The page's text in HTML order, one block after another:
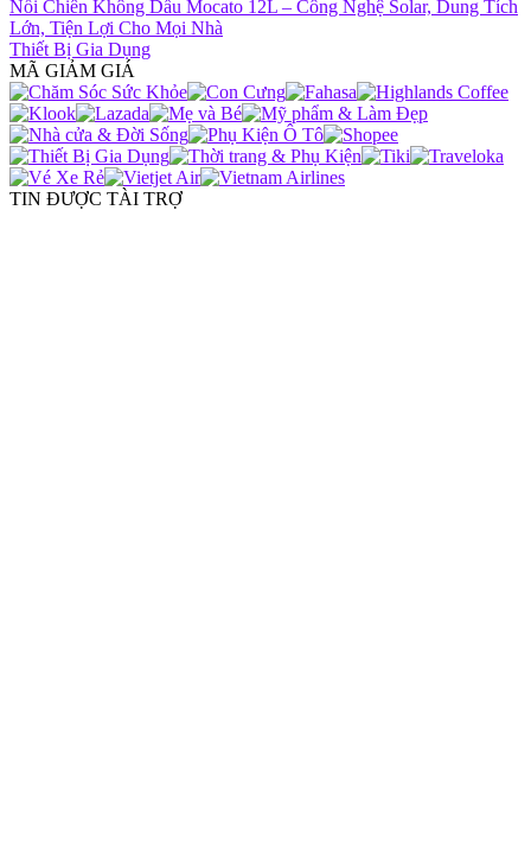
Nồi Chiên Không Dầu Mocato 12L – Công Nghệ Solar, Dung Tích
Lớn, Tiện Lợi Cho Mọi Nhà
Thiết Bị Gia Dụng
MÃ GIẢM GIÁ
TIN ĐƯỢC TÀI TRỢ